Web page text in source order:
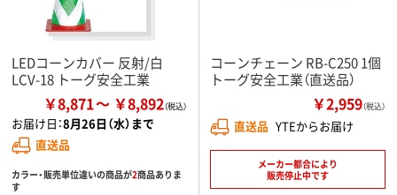
LEDコーンカバー 反射/白
LCV-18 トーグ安全工業
￥8,871 ￥8,892
お届け日：8月26日（水）まで
直送品
カラー・販売単位違いの商品が2商品ありま
す
コーンチェーン RB-C250 1個
トーグ安全工業（直送品）
￥2,959（税込）
直送品 YTEからお届け
メーカー都合により
販売停止中です